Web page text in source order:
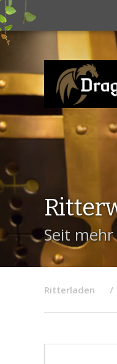
Seit
Ritterladen